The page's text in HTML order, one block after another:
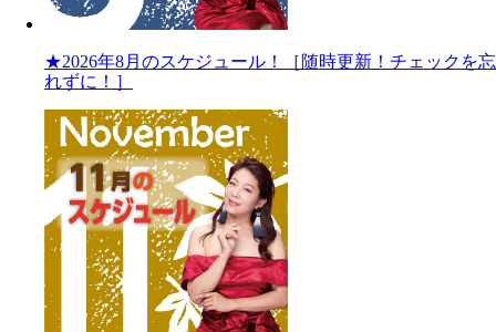
★2026年8月のスケジュール！［随時更新！チェックを忘
れずに！］